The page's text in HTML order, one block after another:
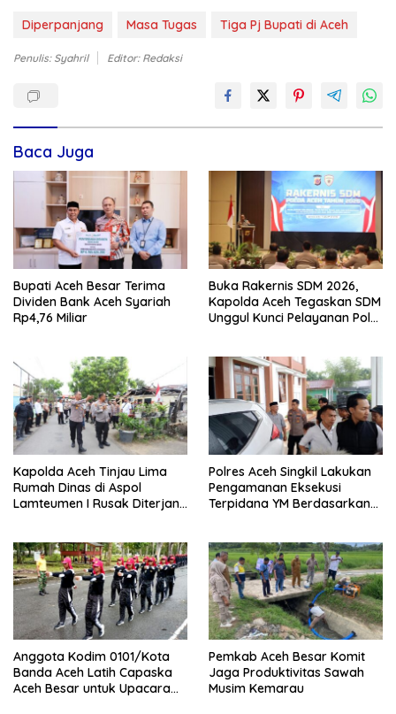
Diperpanjang Masa Tugas Tiga Pj Bupati di Aceh
Penulis: Syahril Editor: Redaksi
Baca Juga
Bupati Aceh Besar Terima
Dividen Bank Aceh Syariah
Rp4,76 Miliar
Buka Rakernis SDM 2026,
Kapolda Aceh Tegaskan SDM
Unggul Kunci Pelayanan Polri
Kapolda Aceh Tinjau Lima
Rumah Dinas di Aspol
Lamteumen I Rusak Diterjang
Polres Aceh Singkil Lakukan
Pengamanan Eksekusi
Terpidana YM Berdasarkan
Anggota Kodim 0101/Kota
Banda Aceh Latih Capaska
Aceh Besar untuk Upacara
Pemkab Aceh Besar Komit
Jaga Produktivitas Sawah
Musim Kemarau